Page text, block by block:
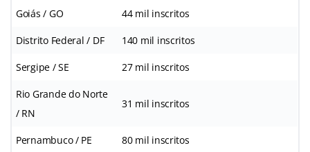
Goiás / GO 44 mil inscritos
Distrito Federal / DF 140 mil inscritos
Sergipe / SE 27 mil inscritos
Rio Grande do Norte
/ RN
31 mil inscritos
Pernambuco / PE 80 mil inscritos